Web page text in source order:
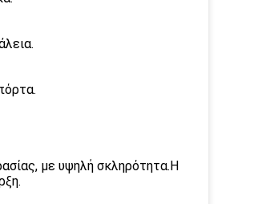
με υψηλή σκληρότητα.Η